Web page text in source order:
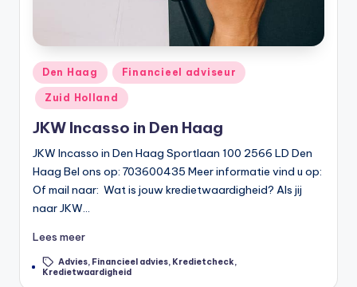
Geplaatst
in
Den Haag Financieel adviseur
Zuid Holland
JKW Incasso in Den Haag
JKW Incasso in Den Haag Sportlaan 100 2566 LD Den
Haag Bel ons op: 703600435 Meer informatie vind u op:
Of mail naar: Wat is jouw kredietwaardigheid? Als jij
naar JKW…
Lees meer
Tags: Advies, Financieel advies, Kredietcheck,
Kredietwaardigheid